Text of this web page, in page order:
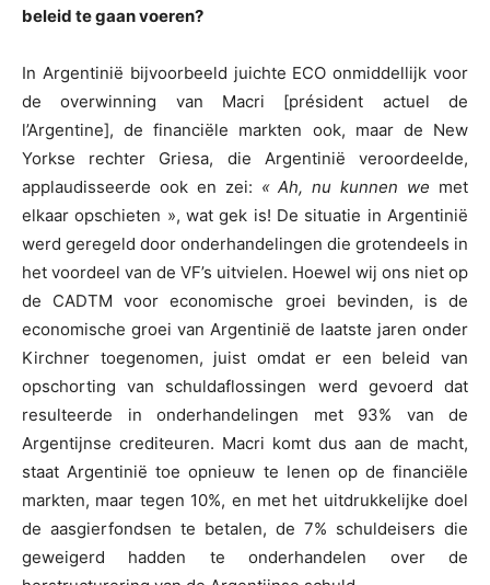
beleid te gaan voeren?
In Argentinië bijvoorbeeld juichte ECO onmiddellijk voor
de overwinning van Macri [président actuel de
l’Argentine], de financiële markten ook, maar de New
Yorkse rechter Griesa, die Argentinië veroordeelde,
applaudisseerde ook en zei: « Ah, nu kunnen we met
elkaar opschieten », wat gek is! De situatie in Argentinië
werd geregeld door onderhandelingen die grotendeels in
het voordeel van de VF’s uitvielen. Hoewel wij ons niet op
de CADTM voor economische groei bevinden, is de
economische groei van Argentinië de laatste jaren onder
Kirchner toegenomen, juist omdat er een beleid van
opschorting van schuldaflossingen werd gevoerd dat
resulteerde in onderhandelingen met 93% van de
Argentijnse crediteuren. Macri komt dus aan de macht,
staat Argentinië toe opnieuw te lenen op de financiële
markten, maar tegen 10%, en met het uitdrukkelijke doel
de aasgierfondsen te betalen, de 7% schuldeisers die
geweigerd hadden te onderhandelen over de